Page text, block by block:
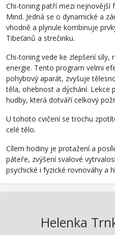
Chi-toning patří mezi nejnovější
Mind. Jedná se o dynamické a
vhodně a plynule kombinuje
Tibeťanů a strečinku.
Chi-toning vede ke zlepšení
energie. Tento program velmi
pohybový aparát, zvyšuje
těla, ohebnost a dýchání. Lekce
hudby, která dotváří celkový
U tohoto cvičení se trochu
celé tělo.
Cílem hodiny je protažení a
páteře, zvýšení svalové
psychické i fyzické rovnováhy a
Helenka